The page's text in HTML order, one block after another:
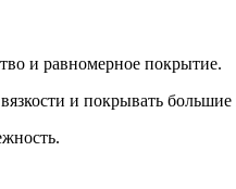
и равномерное покрытие.
и покрывать